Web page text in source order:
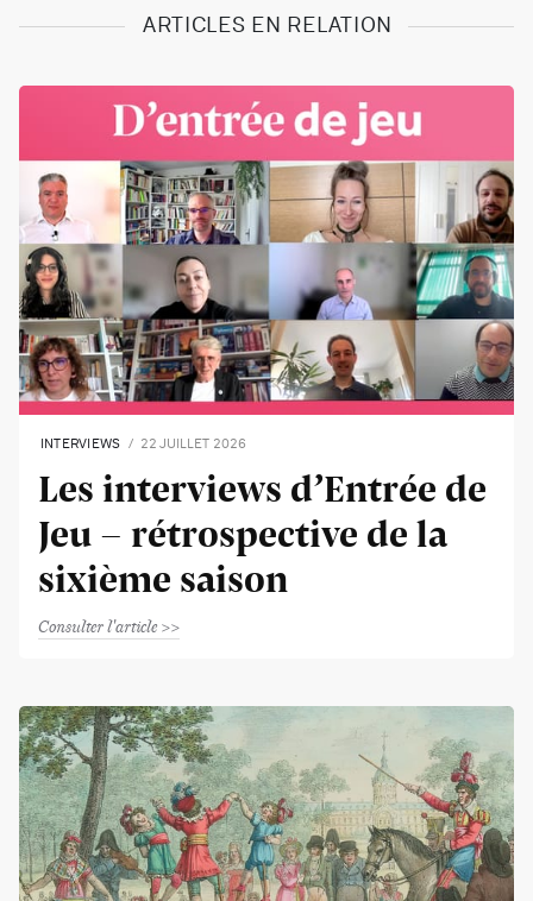
ARTICLES EN RELATION
INTERVIEWS 22 JUILLET 2026
Les interviews d’Entrée de
Jeu - rétrospective de la
sixième saison
Consulter l'article